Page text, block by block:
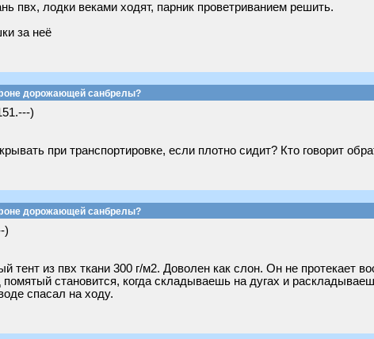
пвх, лодки веками ходят, парник проветриванием решить.
за неё
дорожающей санбрелы?
)
при транспортировке, если плотно сидит? Кто говорит
дорожающей санбрелы?
)
тент из пвх ткани 300 г/м2. Доволен как слон. Он не протекает
становится, когда складываешь на дугах и
спасал на ходу.